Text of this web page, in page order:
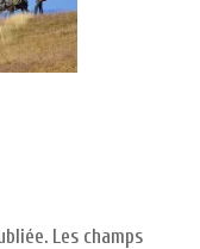
Les champs